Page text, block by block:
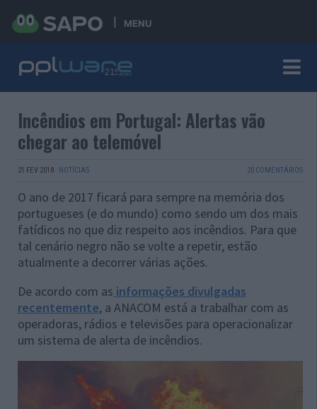
MENU
Incêndios em Portugal: Alertas vão
chegar ao telemóvel
21 FEV 2018 · NOTÍCIAS 20 COMENTÁRIOS
O ano de 2017 ficará para sempre na memória dos
portugueses (e do mundo) como sendo um dos mais
fatídicos no que diz respeito aos incêndios. Para que
tal cenário negro não se volte a repetir, estão
atualmente a decorrer várias ações.
De acordo com as informações divulgadas
recentemente, a ANACOM está a trabalhar com as
operadoras, rádios e televisões para operacionalizar
um sistema de alerta de incêndios.